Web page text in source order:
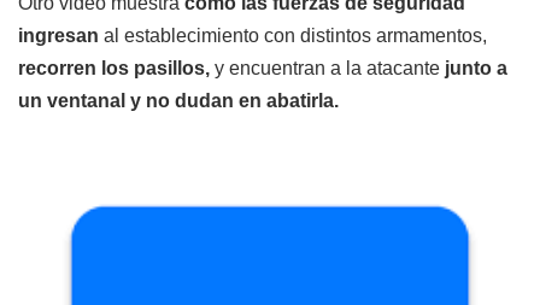
ingresan al establecimiento con distintos armamentos,
recorren los pasillos, y encuentran a la atacante junto a
un ventanal y no dudan en abatirla.